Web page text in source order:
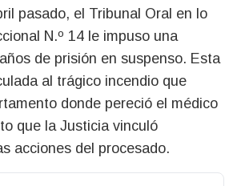
pasado, el Tribunal Oral en lo
N.º 14 le impuso una
de prisión en suspenso. Esta
al trágico incendio que
donde pereció el médico
que la Justicia vinculó
acciones del procesado.